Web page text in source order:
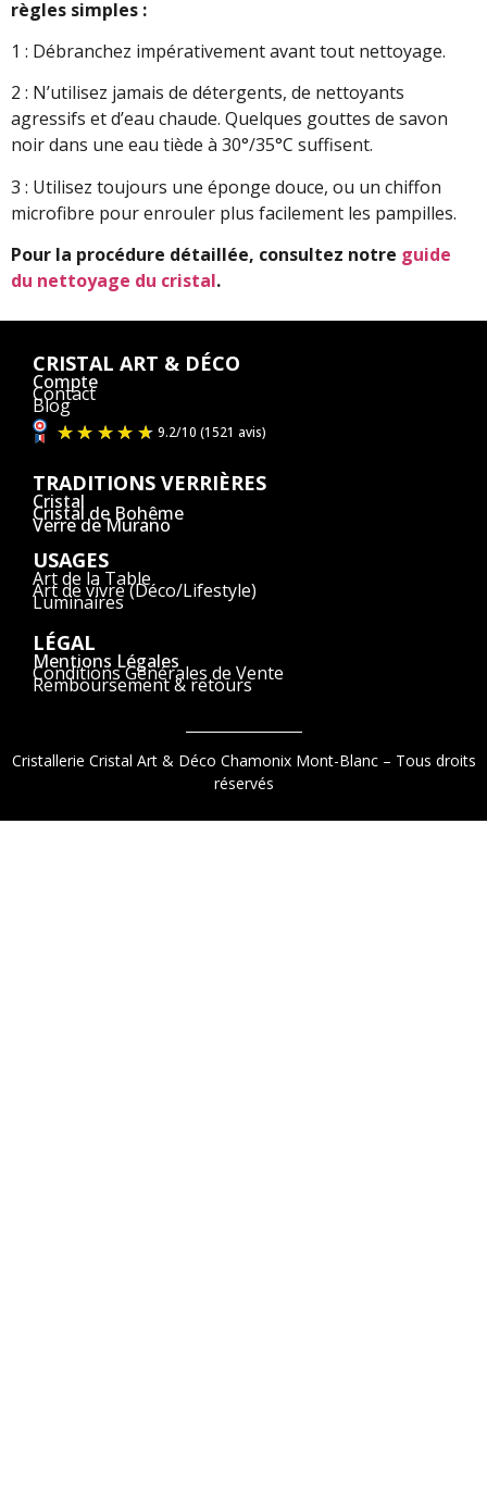
règles simples :
1 : Débranchez impérativement avant tout nettoyage.
2 : N’utilisez jamais de détergents, de nettoyants
agressifs et d’eau chaude. Quelques gouttes de savon
noir dans une eau tiède à 30°/35°C suffisent.
3 : Utilisez toujours une éponge douce, ou un chiffon
microfibre pour enrouler plus facilement les pampilles.
Pour la procédure détaillée, consultez notre guide
du nettoyage du cristal.
CRISTAL ART & DÉCO
Compte
Contact
Blog
TRADITIONS VERRIÈRES
Cristal
Cristal de Bohême
Verre de Murano
USAGES
Art de la Table
Art de vivre (Déco/Lifestyle)
Luminaires
LÉGAL
Mentions Légales
Conditions Générales de Vente
Remboursement & retours
Cristallerie Cristal Art & Déco Chamonix Mont-Blanc – Tous droits
réservés